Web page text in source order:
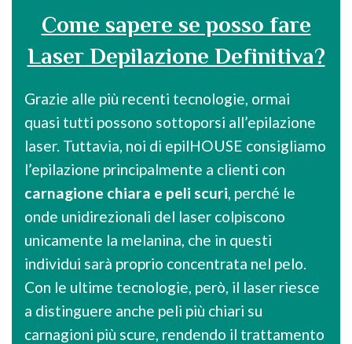
Come sapere se posso fare
Laser Depilazione Definitiva?
Grazie alle più recenti tecnologie, ormai
quasi tutti possono sottoporsi all’epilazione
laser. Tuttavia, noi di epilHOUSE consigliamo
l’epilazione principalmente a clienti con
carnagione chiara e peli scuri, perché le
onde unidirezionali del laser colpiscono
unicamente la melanina, che in questi
individui sarà proprio concentrata nel pelo.
Con le ultime tecnologie, però, il laser riesce
a distinguere anche peli più chiari su
carnagioni più scure, rendendo il trattamento